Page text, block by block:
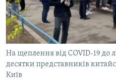
ФОТО
СПЕЦПРОЄКТИ
ПОДКАСТИ
КРИМ РЕАЛІЇ
На щеплення від COVID-19 до
десятки представників
Київ